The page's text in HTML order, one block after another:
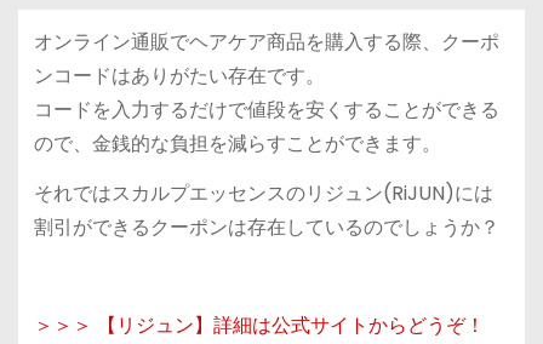
オンライン通販でヘアケア商品を購入する際、クーポ
ンコードはありがたい存在です。
コードを入力するだけで値段を安くすることができる
ので、金銭的な負担を減らすことができます。
それではスカルプエッセンスのリジュン(RiJUN)には
割引ができるクーポンは存在しているのでしょうか？
＞＞＞ 【リジュン】詳細は公式サイトからどうぞ！